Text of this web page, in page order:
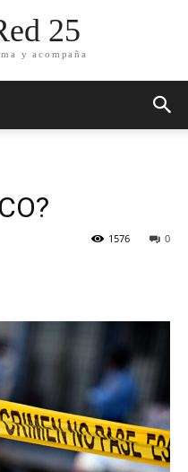
25
y acompaña
0
1576